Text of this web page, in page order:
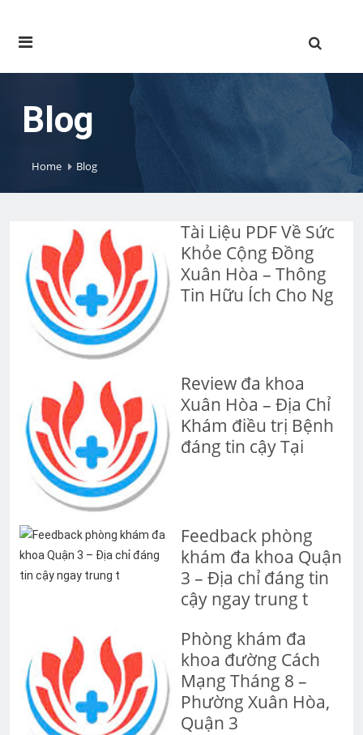
Blog
Home Blog
Tài Liệu PDF Về Sức
Khỏe Cộng Đồng
Xuân Hòa – Thông
Tin Hữu Ích Cho Ng
Review đa khoa
Xuân Hòa – Địa Chỉ
Khám điều trị Bệnh
đáng tin cậy Tại
Feedback phòng
khám đa khoa Quận
3 – Địa chỉ đáng tin
cậy ngay trung t
Phòng khám đa
khoa đường Cách
Mạng Tháng 8 –
Phường Xuân Hòa,
Quận 3